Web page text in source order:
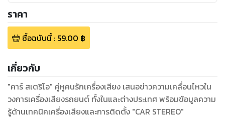
ราคา
ซื้อฉบับนี้: 59.00 ฿
เกี่ยวกับ
"คาร์ สเตริโอ" คู่หูคนรักเครื่องเสียง เสนอข่าวความเคลื่อนไหวใน
วงการเครื่องเสียงรถยนต์ ทั้งในและต่างประเทศ พร้อมข้อมูลความ
รู้ด้านเทคนิคเครื่องเสียงและการติดตั้ง "CAR STEREO"